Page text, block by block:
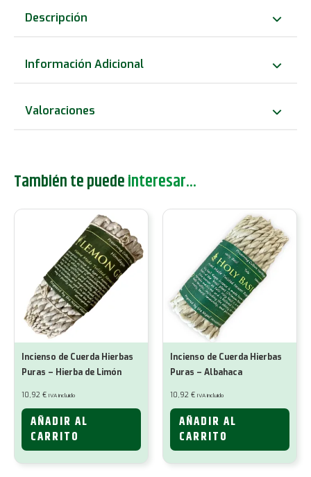
Cuerda
cantidad
Descripción
Información Adicional
Valoraciones
También te puedeinteresar...
Incienso de Cuerda Hierbas
Puras – Hierba de Limón
10,92 € IVA incluido
AÑADIR AL
CARRITO
Incienso de Cuerda Hierbas
Puras – Albahaca
10,92 € IVA incluido
AÑADIR AL
CARRITO